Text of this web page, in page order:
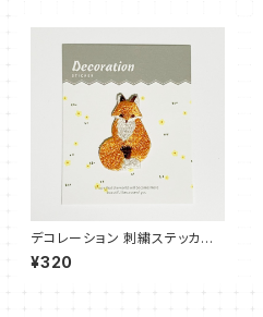
デコレーション 刺繍ステッカー
キツネ かしこまりポーズ
¥320